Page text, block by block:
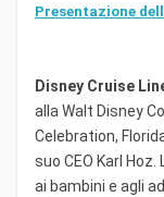
Presentazione
Disney Cruise
alla Walt Disney
Celebration,
suo CEO Karl
ai bambini e agli